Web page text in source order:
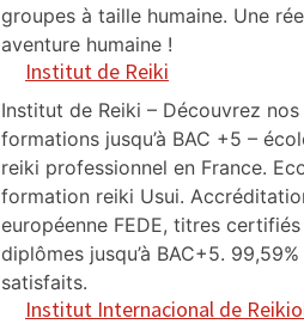
groupes à taille humaine. Une
aventure humaine !
Institut de Reiki
Institut de Reiki – Découvrez nos
formations jusqu’à BAC +5 –
reiki professionnel en France.
formation reiki Usui.
européenne FEDE, titres certifiés
diplômes jusqu’à BAC+5. 99,59%
satisfaits.
Institut Internacional de